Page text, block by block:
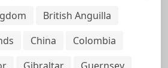
British Anguilla
China
Colombia